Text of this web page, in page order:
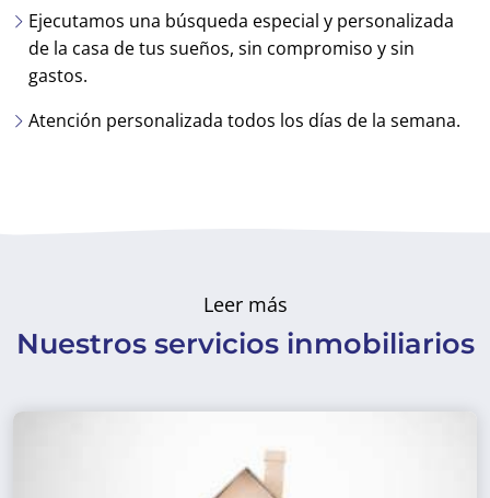
Ejecutamos una búsqueda especial y personalizada
de la casa de tus sueños, sin compromiso y sin
gastos.
Atención personalizada todos los días de la semana.
Leer más
Nuestros servicios inmobiliarios